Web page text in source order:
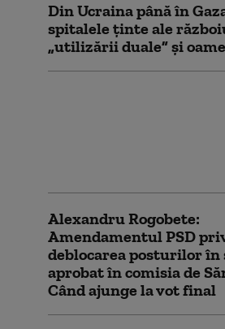
Din Ucraina până în
spitalele ținte ale
„utilizării duale” și
Alexandru Rogobete:
Amendamentul PSD
deblocarea posturilor în
aprobat în comisia de
Când ajunge la vot final